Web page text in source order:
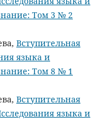
Том 3 № 2
Вступительная
языка и
Том 8 № 1
Вступительная
языка и